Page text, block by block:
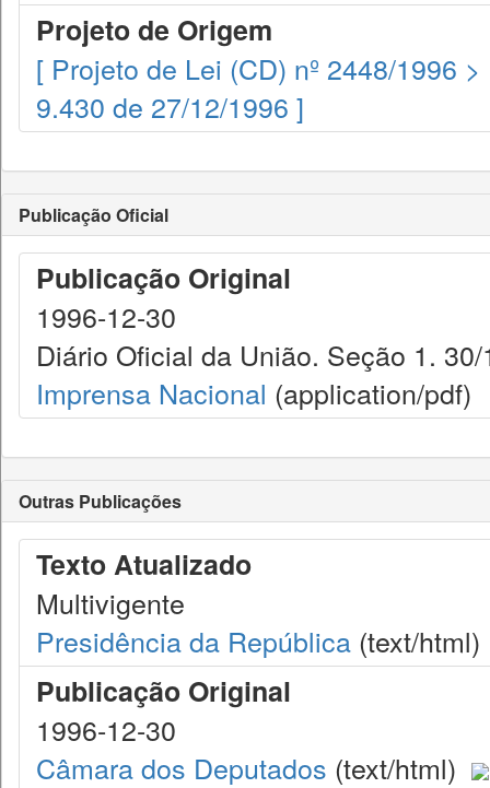
Projeto de Origem
[ Projeto de Lei (CD) nº 2448/1996
9.430 de 27/12/1996 ]
Publicação Oficial
Publicação Original
1996-12-30
Diário Oficial da União. Seção 1.
Imprensa Nacional (application/pdf)
Outras Publicações
Texto Atualizado
Multivigente
Presidência da República (text/html)
Publicação Original
1996-12-30
Câmara dos Deputados (text/html)